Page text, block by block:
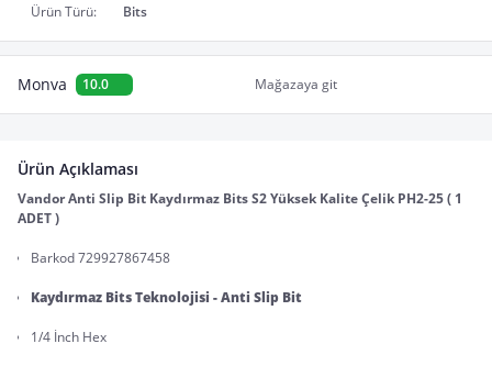
Ürün Türü:
Bits
Monva 10.0 Mağazaya git
Ürün Açıklaması
Vandor Anti Slip Bit Kaydırmaz Bits S2 Yüksek Kalite Çelik PH2-25 ( 1
ADET )
Barkod 729927867458
Kaydırmaz Bits Teknolojisi - Anti Slip Bit
1/4 İnch Hex